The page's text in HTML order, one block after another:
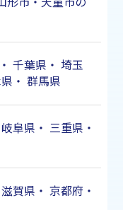
形市・天童市の
千葉県 ・ 埼玉
・ 群馬県
岐阜県 ・ 三重県 ・
滋賀県 ・ 京都府 ・